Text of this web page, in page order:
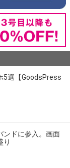
5選【GoodsPress
ンドに参入。画面
り